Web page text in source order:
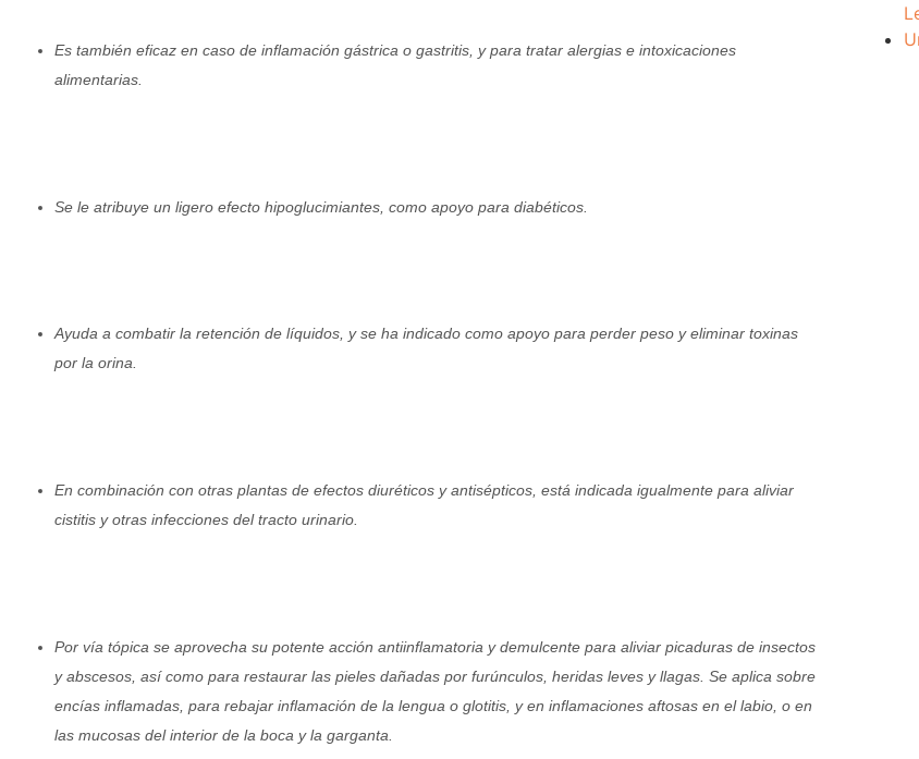
Es también eficaz en caso de inflamación gástrica o gastritis, y para tratar alergias e intoxicaciones
alimentarias.
Se le atribuye un ligero efecto hipoglucimiantes, como apoyo para diabéticos.
Ayuda a combatir la retención de líquidos, y se ha indicado como apoyo para perder peso y eliminar toxinas
por la orina.
En combinación con otras plantas de efectos diuréticos y antisépticos, está indicada igualmente para aliviar
cistitis y otras infecciones del tracto urinario.
Por vía tópica se aprovecha su potente acción antiinflamatoria y demulcente para aliviar picaduras de insectos
y abscesos, así como para restaurar las pieles dañadas por furúnculos, heridas leves y llagas. Se aplica sobre
encías inflamadas, para rebajar inflamación de la lengua o glotitis, y en inflamaciones aftosas en el labio, o en
las mucosas del interior de la boca y la garganta.